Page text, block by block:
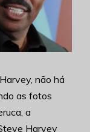
não há
as fotos
a
Harvey